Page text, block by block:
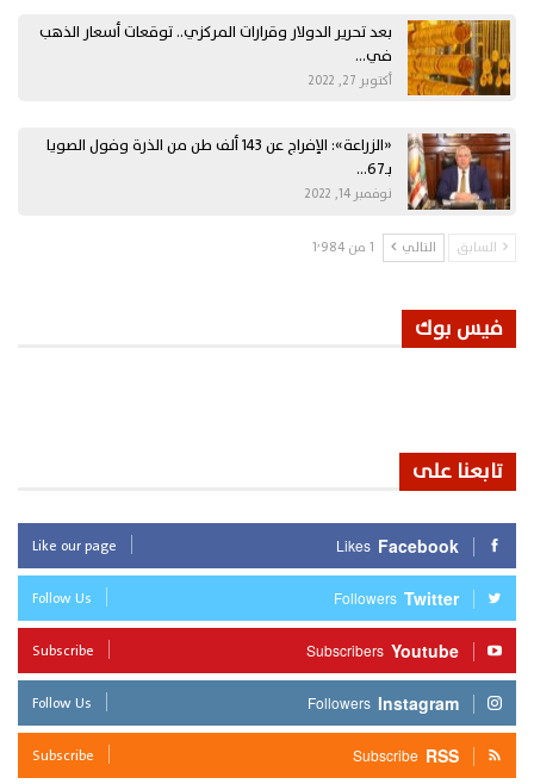
بعد تحرير الدولار وقرارات المركزي.. توقعات أسعار الذهب
في…
أكتوبر 27, 2022
«الزراعة»: الإفراج عن 143 ألف طن من الذرة وفول الصويا
بـ67…
نوفمبر 14, 2022
السابق التالي 1 من 1٬984
فيس بوك
تابعنا على
Facebook
Likes
Like our page
Twitter
Followers
Follow Us
Youtube
Subscribers
Subscribe
Instagram
Followers
Follow Us
RSS
Subscribe
Subscribe